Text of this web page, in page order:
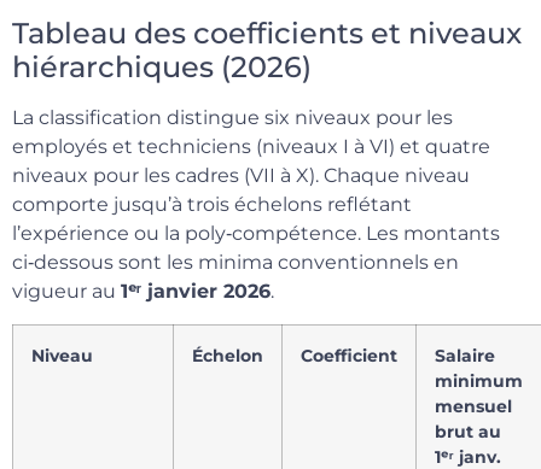
Tableau des coefficients et niveaux
hiérarchiques (2026)
La classification distingue six niveaux pour les
employés et techniciens (niveaux I à VI) et quatre
niveaux pour les cadres (VII à X). Chaque niveau
comporte jusqu’à trois échelons reflétant
l’expérience ou la poly‑compétence. Les montants
ci‑dessous sont les minima conventionnels en
vigueur au 1ᵉʳ janvier 2026.
Niveau Échelon Coefficient
Salaire
minimum
mensuel
brut au
1ᵉʳ janv.